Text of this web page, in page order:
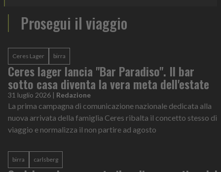
Prosegui il viaggio
Ceres Lager birra
Ceres lager lancia "Bar Paradiso". Il bar
sotto casa diventa la vera meta dell'estate
31 luglio 2026 | Redazione
La prima campagna di comunicazione nazionale dedicata alla
nuova arrivata della famiglia Ceres ribalta il concetto stesso di
viaggio e normalizza il non partire ad agosto
birra carlsberg